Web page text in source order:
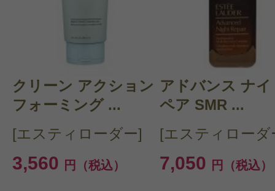
感じた効能：よく落ちる
購入品：バランシング クレンジング
香りがよく、入浴中に癒されます。
オイルの質もよく、マッサージしな
としできます。
クリーン アクション
フォーミング ...
[エスティローダー]
3,560 円（税込）
アドバンス ナ
ペア SMR ...
[エスティローダ
7,050 円（税込）